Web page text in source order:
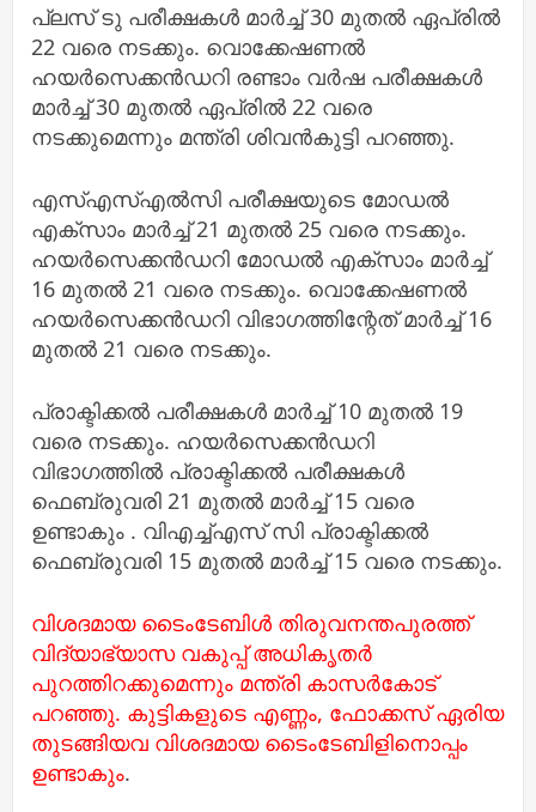
പ്ലസ് ടു പരീക്ഷകള്‍ മാര്‍ച്ച്‌ 30 മുതല്‍ ഏപ്രില്‍
22 വരെ നടക്കും. വൊക്കേഷണല്‍
ഹയര്‍സെക്കന്‍ഡറി രണ്ടാം വര്‍ഷ പരീക്ഷകള്‍
മാര്‍ച്ച്‌ 30 മുതല്‍ ഏപ്രില്‍ 22 വരെ
നടക്കുമെന്നും മന്ത്രി ശിവന്‍കുട്ടി പറഞ്ഞു.
എസ്‌എസ്‌എല്‍സി പരീക്ഷയുടെ മോഡല്‍
എക്‌സാം മാര്‍ച്ച്‌ 21 മുതല്‍ 25 വരെ നടക്കും.
ഹയര്‍സെക്കന്‍ഡറി മോഡല്‍ എക്‌സാം മാര്‍ച്ച്‌
16 മുതല്‍ 21 വരെ നടക്കും. വൊക്കേഷണല്‍
ഹയര്‍സെക്കന്‍ഡറി വിഭാഗത്തിന്റേത് മാര്‍ച്ച്‌ 16
മുതല്‍ 21 വരെ നടക്കും.
പ്രാക്ടിക്കല്‍ പരീക്ഷകള്‍ മാര്‍ച്ച്‌ 10 മുതല്‍ 19
വരെ നടക്കും. ഹയര്‍സെക്കന്‍ഡറി
വിഭാഗത്തില്‍ പ്രാക്ടിക്കല്‍ പരീക്ഷകള്‍
ഫെബ്രുവരി 21 മുതല്‍ മാര്‍ച്ച്‌ 15 വരെ
ഉണ്ടാകും . വിഎച്ച്‌എസ് സി പ്രാക്ടിക്കല്‍
ഫെബ്രുവരി 15 മുതല്‍ മാര്‍ച്ച്‌ 15 വരെ നടക്കും.
വിശദമായ ടൈംടേബിള്‍ തിരുവനന്തപുരത്ത്
വിദ്യാഭ്യാസ വകുപ്പ് അധികൃതര്‍
പുറത്തിറക്കുമെന്നും മന്ത്രി കാസര്‍കോട്
പറഞ്ഞു. കുട്ടികളുടെ എണ്ണം, ഫോക്കസ് ഏരിയ
തുടങ്ങിയവ വിശദമായ ടൈംടേബിളിനൊപ്പം
ഉണ്ടാകും.